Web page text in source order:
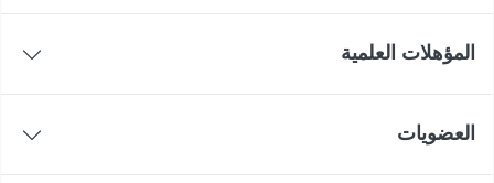
المؤهلات العلمية
العضويات